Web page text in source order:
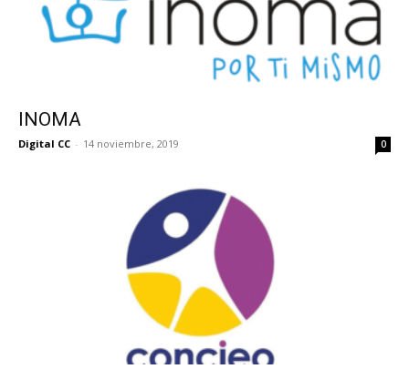
INOMA
Digital CC - 14 noviembre, 2019 0